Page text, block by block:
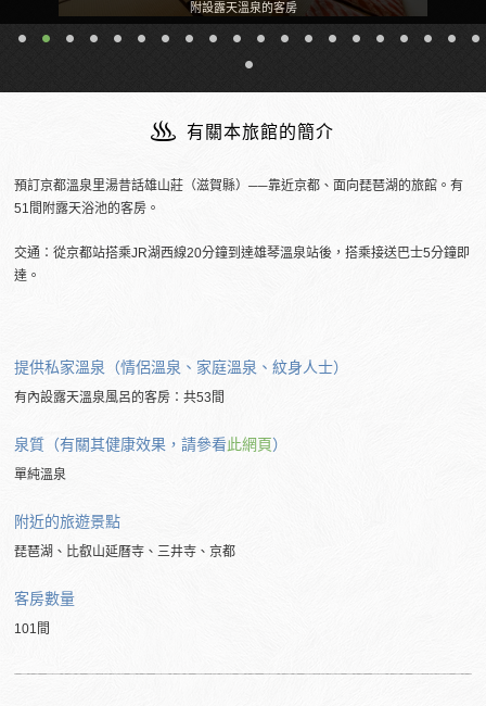
附設露天溫泉的客房
有關本旅館的簡介
預訂京都溫泉里湯昔話雄山莊（滋賀縣）──靠近京都、面向琵琶湖的旅館。有
51間附露天浴池的客房。
交通：從京都站搭乘JR湖西線20分鐘到達雄琴溫泉站後，搭乘接送巴士5分鐘即
達。
提供私家溫泉（情侶溫泉、家庭溫泉、紋身人士）
有內設露天溫泉風呂的客房：共53間
泉質（有關其健康效果，請參看此網頁）
單純溫泉
附近的旅遊景點
琵琶湖、比叡山延曆寺、三井寺、京都
客房數量
101間